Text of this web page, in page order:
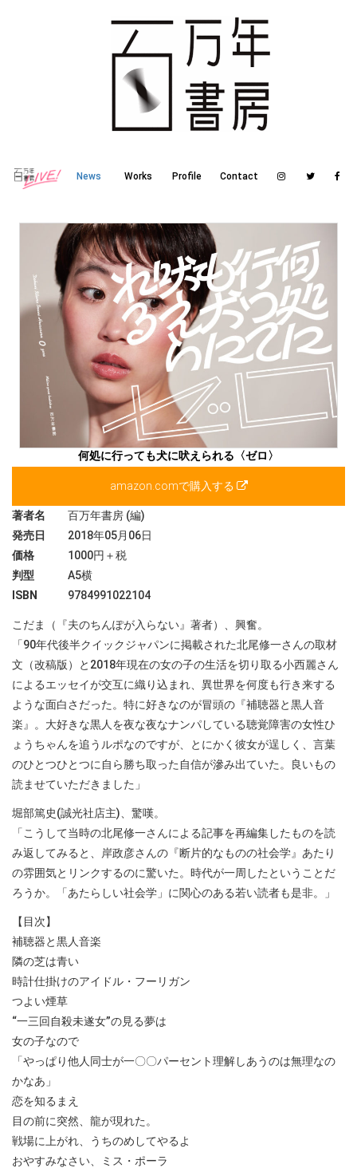
News Works Profile Contact
何処に行っても犬に吠えられる〈ゼロ〉
amazon.comで購入する
著者名
百万年書房 (編)
発売日
2018年05月06日
価格
1000円＋税
判型
A5横
ISBN
9784991022104
こだま（『夫のちんぽが入らない』著者）、興奮。
「90年代後半クイックジャパンに掲載された北尾修一さんの取材
文（改稿版）と2018年現在の女の子の生活を切り取る小西麗さん
によるエッセイが交互に織り込まれ、異世界を何度も行き来する
ような面白さだった。特に好きなのが冒頭の『補聴器と黒人音
楽』。大好きな黒人を夜な夜なナンパしている聴覚障害の女性ひ
ょうちゃんを追うルポなのですが、とにかく彼女が逞しく、言葉
のひとつひとつに自ら勝ち取った自信が滲み出ていた。良いもの
読ませていただきました」
堀部篤史(誠光社店主)、驚嘆。
「こうして当時の北尾修一さんによる記事を再編集したものを読
み返してみると、岸政彦さんの『断片的なものの社会学』あたり
の雰囲気とリンクするのに驚いた。時代が一周したということだ
ろうか。「あたらしい社会学」に関心のある若い読者も是非。」
【目次】
補聴器と黒人音楽
隣の芝は青い
時計仕掛けのアイドル・フーリガン
つよい煙草
“一三回自殺未遂女”の見る夢は
女の子なので
「やっぱり他人同士が一〇〇パーセント理解しあうのは無理なの
かなあ」
恋を知るまえ
目の前に突然、龍が現れた。
戦場に上がれ、うちのめしてやるよ
おやすみなさい、ミス・ポーラ